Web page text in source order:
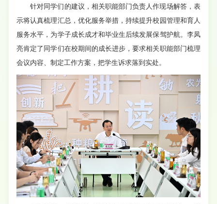
针对同学们的建议，相关职能部门负责人作现场解答，表
示将认真梳理汇总，优化服务举措，持续提升校园管理和育人
服务水平，为学子成长成才和毕业生后续发展保驾护航。李凤
亮肯定了同学们在校期间的成长进步，要求相关职能部门梳理
会议内容、制定工作方案，把学生诉求落到实处。